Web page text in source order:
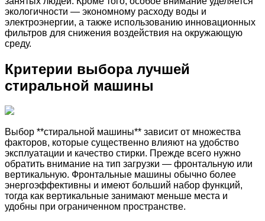
экологичности — экономному расходу воды и
электроэнергии, а также использованию инновационных
фильтров для снижения воздействия на окружающую
среду.
Критерии выбора лучшей
стиральной машины
Выбор **стиральной машины** зависит от множества
факторов, которые существенно влияют на удобство
эксплуатации и качество стирки. Прежде всего нужно
обратить внимание на тип загрузки — фронтальную или
вертикальную. Фронтальные машины обычно более
энергоэффективны и имеют больший набор функций,
тогда как вертикальные занимают меньше места и
удобны при ограниченном пространстве.